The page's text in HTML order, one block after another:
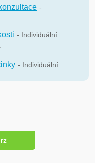
-
- Individuální
- Individuální